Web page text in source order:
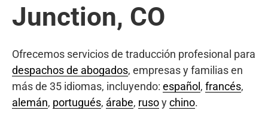
Junction, CO
Ofrecemos servicios de traducción profesional para
despachos de abogados, empresas y familias en
más de 35 idiomas, incluyendo: español , francés,
alemán, portugués, árabe, rusoychino.